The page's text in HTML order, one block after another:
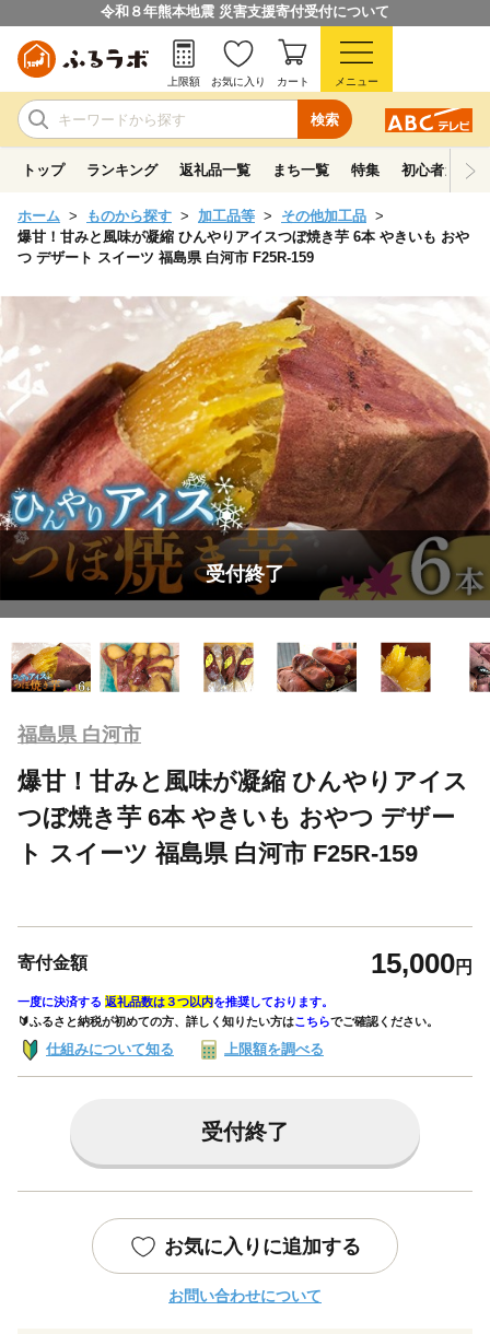
令和８年熊本地震 災害支援寄付受付について
検索
上限額 お気に入り カート メニュー
トップ ランキング 返礼品一覧 まち一覧 特集 初心者ガイド
ホーム ものから探す 加工品等
その他加工品
爆甘！甘みと風味が凝縮 ひんやりアイスつぼ焼き芋 6本 やきいも おや
つ デザート スイーツ 福島県 白河市 F25R-159
受付終了
福島県 白河市
爆甘！甘みと風味が凝縮 ひんやりアイス
つぼ焼き芋 6本 やきいも おやつ デザー
ト スイーツ 福島県 白河市 F25R-159
寄付金額 15,000円
一度に決済する 返礼品数は３つ以内を推奨しております。
🔰ふるさと納税が初めての方、詳しく知りたい方はこちらでご確認ください。
仕組みについて知る 上限額を調べる
受付終了
お気に入りに追加する
お問い合わせについて